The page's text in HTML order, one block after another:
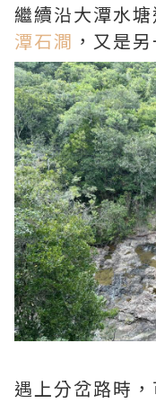
繼續沿大潭水
潭石澗 ，又是
遇上分岔路時